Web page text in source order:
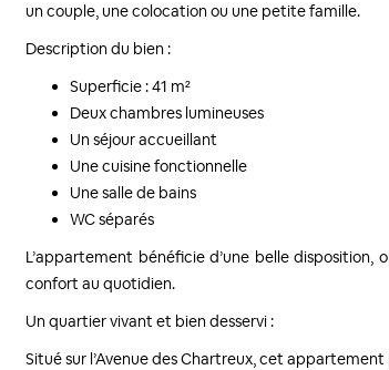
un couple, une colocation ou une petite famille.
Description du bien :
Superficie : 41 m²
Deux chambres lumineuses
Un séjour accueillant
Une cuisine fonctionnelle
Une salle de bains
WC séparés
L’appartement bénéficie d’une belle
confort au quotidien.
Un quartier vivant et bien desservi :
Situé sur l’Avenue des Chartreux, cet